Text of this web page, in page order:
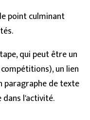
point culminant
qui peut être un
un lien
paragraphe de texte
l'activité.